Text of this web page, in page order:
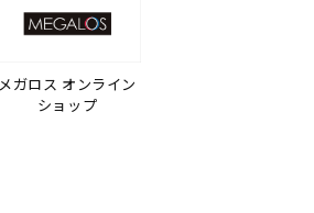
メガロス オンライン
ショップ